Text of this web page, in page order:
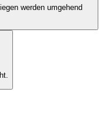
werden umgehend